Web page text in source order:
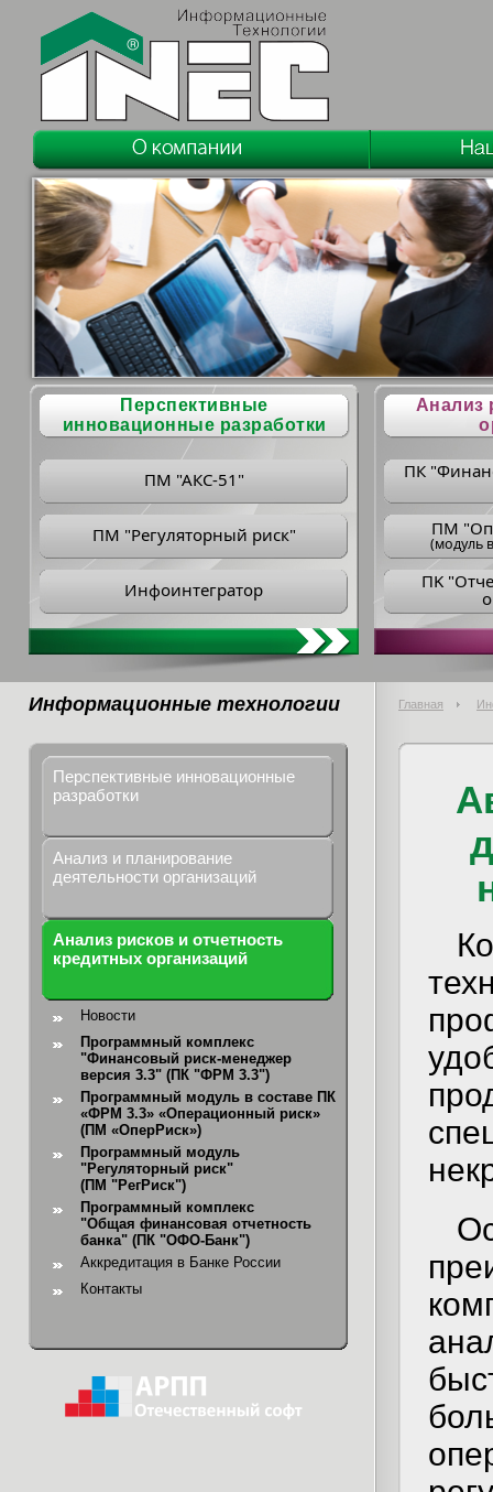
Перспективные
инновационные разработки
ПМ "АКС-51"
ПМ "Регуляторный риск"
Инфоинтегратор
Анализ
ПК
ПM
(модуль
ПK
Информационные технологии Главная
Перспективные инновационные
разработки
Анализ и планирование
деятельности организаций
Анализ рисков и отчетность
кредитных организаций
Новости
Программный комплекс
"Финансовый риск-менеджер
версия 3.3" (ПК "ФРМ 3.3")
Программный модуль в составе ПК
«ФРМ 3.3» «Операционный риск»
(ПМ «ОперРиск»)
Программный модуль
"Регуляторный риск"
(ПМ "РегРиск")
Программный комплекс
"Общая финансовая отчетность
банка" (ПК "ОФО-Банк")
Аккредитация в Банке России
Контакты